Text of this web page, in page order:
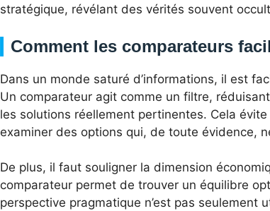
stratégique, révélant des vérités souvent
Comment les comparateurs
Dans un monde saturé d’informations, il est
Un comparateur agit comme un filtre,
les solutions réellement pertinentes. Cela
examiner des options qui, de toute évidence,
De plus, il faut souligner la dimension
comparateur permet de trouver un équilibre
perspective pragmatique n’est pas seulement